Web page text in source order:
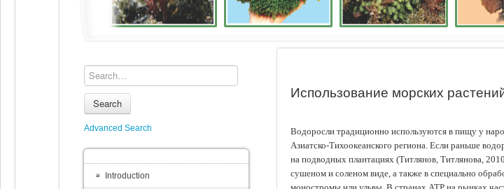
Использование морских
Водоросли традиционно используются в пищу у
Азиатско-Тихоокеанского региона. Если раньше
на подводных плантациях (Tитлянов, Титлянова,
сушеном и соленом виде, а также в специально
Search
Advanced Search
Introduction